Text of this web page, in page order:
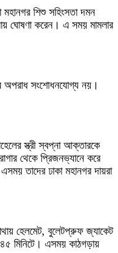
মহানগর শিশু সহিংসতা দমন
ঘোষণা করেন। এ সময় মামলার
অপরাধ সংশোধনযোগ্য নয়।
স্ত্রী স্বপ্না আক্তারকে
থেকে প্রিজনভ্যানে করে
তাদের ঢাকা মহানগর দায়রা
হেলমেট, বুলেটপ্রুফ জ্যাকেট
মিনিটে। এসময় কাঠগড়ায়